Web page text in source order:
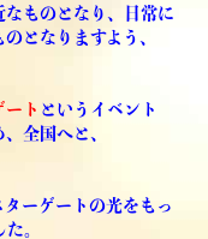
なものとなり、日常に
となりますよう、
ート というイベント
全国へと、
ーゲートの光をもっ
。